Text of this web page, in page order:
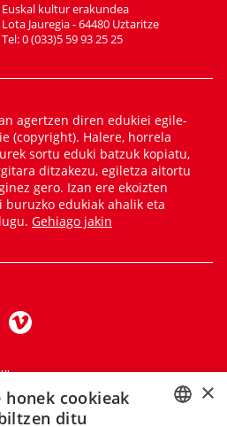
Euskal kultur erakundea
Lota Jauregia - 64480 Uztaritze
Tel: 0 (033)5 59 93 25 25
agertzen diren edukiei egile-
(copyright). Halere, horrela
sortu eduki batzuk kopiatu,
ditzakezu, egiletza aitortu
gero. Izan ere ekoizten
edukiak ahalik eta
Gehiago jakin
×
honek cookieak
ditu